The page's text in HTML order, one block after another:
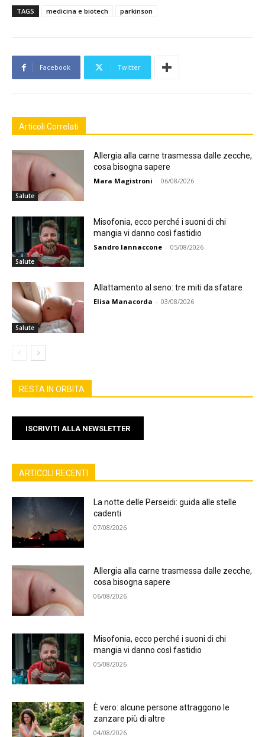
TAGS medicina e biotech parkinson
Facebook Twitter
Articoli Correlati
Salute
Allergia alla carne trasmessa dalle zecche,
cosa bisogna sapere
Mara Magistroni - 06/08/2026
Salute
Misofonia, ecco perché i suoni di chi
mangia vi danno così fastidio
Sandro Iannaccone - 05/08/2026
Salute
Allattamento al seno: tre miti da sfatare
Elisa Manacorda - 03/08/2026
RESTA IN ORBITA
ISCRIVITI ALLA NEWSLETTER
ARTICOLI RECENTI
La notte delle Perseidi: guida alle stelle
cadenti
07/08/2026
Allergia alla carne trasmessa dalle zecche,
cosa bisogna sapere
06/08/2026
Misofonia, ecco perché i suoni di chi
mangia vi danno così fastidio
05/08/2026
È vero: alcune persone attraggono le
zanzare più di altre
04/08/2026